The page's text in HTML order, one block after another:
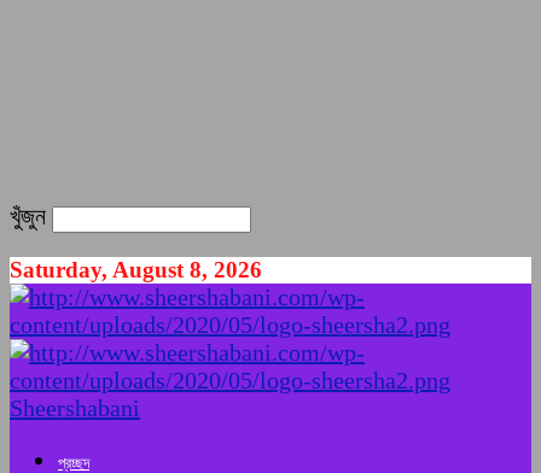
খুঁজুন
Saturday, August 8, 2026
Sheershabani
প্রচ্ছদ